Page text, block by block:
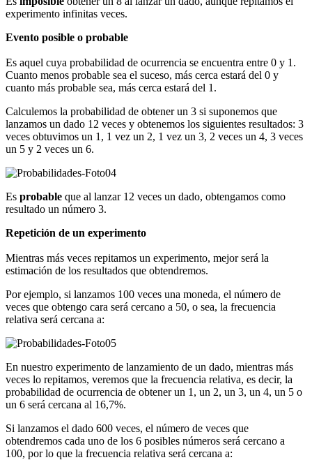
experimento infinitas veces.
Evento posible o probable
Es aquel cuya probabilidad de ocurrencia se encuentra entre 0 y 1.
Cuanto menos probable sea el suceso, más cerca estará del 0 y
cuanto más probable sea, más cerca estará del 1.
Calculemos la probabilidad de obtener un 3 si suponemos que
lanzamos un dado 12 veces y obtenemos los siguientes resultados: 3
veces obtuvimos un 1, 1 vez un 2, 1 vez un 3, 2 veces un 4, 3 veces
un 5 y 2 veces un 6.
Es probable que al lanzar 12 veces un dado, obtengamos como
resultado un número 3.
Repetición de un experimento
Mientras más veces repitamos un experimento, mejor será la
estimación de los resultados que obtendremos.
Por ejemplo, si lanzamos 100 veces una moneda, el número de
veces que obtengo cara será cercano a 50, o sea, la frecuencia
relativa será cercana a:
En nuestro experimento de lanzamiento de un dado, mientras más
veces lo repitamos, veremos que la frecuencia relativa, es decir, la
probabilidad de ocurrencia de obtener un 1, un 2, un 3, un 4, un 5 o
un 6 será cercana al 16,7%.
Si lanzamos el dado 600 veces, el número de veces que
obtendremos cada uno de los 6 posibles números será cercano a
100, por lo que la frecuencia relativa será cercana a: